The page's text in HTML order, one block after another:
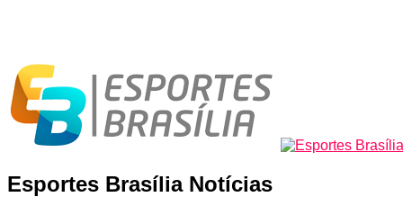
Esportes Brasília Notícias